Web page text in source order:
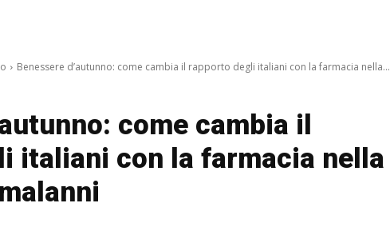
Benessere d’autunno: come cambia il rapporto degli italiani con la farmacia nella...
come cambia il
italiani con la farmacia nella